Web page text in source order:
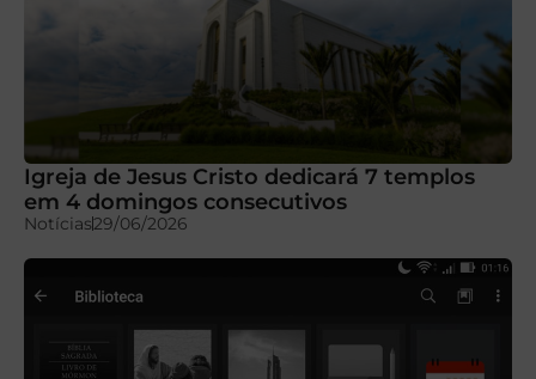
Igreja de Jesus Cristo dedicará 7 templos
em 4 domingos consecutivos
Notícias29/06/2026